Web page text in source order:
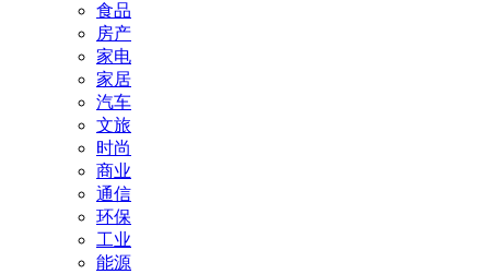
食品
房产
家电
家居
汽车
文旅
时尚
商业
通信
环保
工业
能源